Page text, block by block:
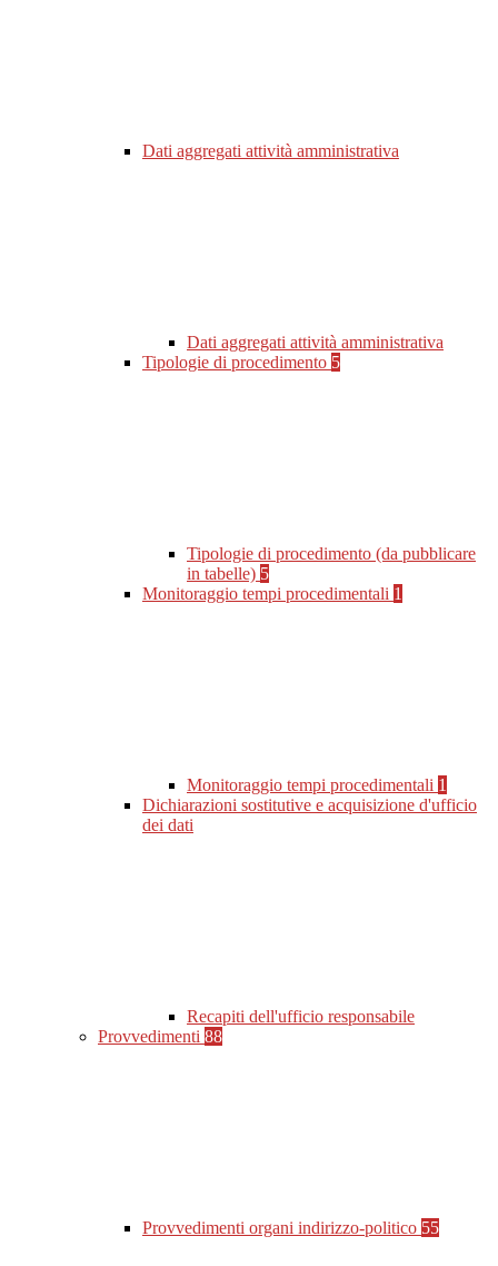
Dati aggregati attività amministrativa
Dati aggregati attività amministrativa
Tipologie di procedimento 5
Tipologie di procedimento (da pubblicare
in tabelle) 5
Monitoraggio tempi procedimentali 1
Monitoraggio tempi procedimentali 1
Dichiarazioni sostitutive e acquisizione d'ufficio
dei dati
Recapiti dell'ufficio responsabile
Provvedimenti 88
Provvedimenti organi indirizzo-politico 55